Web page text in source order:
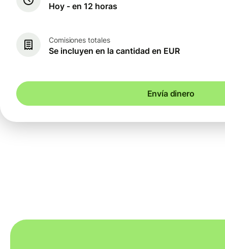
Hoy - en 12 horas
Comisiones totales
Se incluyen en la cantidad en EUR
Envía dinero